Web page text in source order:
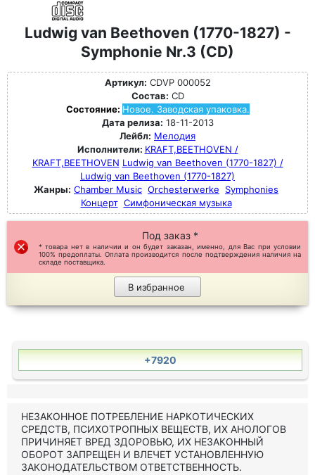
Ludwig van Beethoven (1770-1827) -
Symphonie Nr.3 (CD)
Артикул: CDVP 000052
Состав: CD
Состояние: Новое. Заводская упаковка.
Дата релиза: 18-11-2013
Лейбл: Мелодия
Исполнители: KRAFT,BEETHOVEN /
KRAFT,BEETHOVEN Ludwig van Beethoven (1770-1827) /
Ludwig van Beethoven (1770-1827)
Жанры: Chamber Music Orchesterwerke
Symphonies
Концерт Симфоническая музыка
Под заказ *
* товара нет в наличии и он будет заказан, именно, для Вас при условии
100% предоплаты. Оплата производится после подтверждения наличия на
складе поставщика.
В избранное
+7920
НЕЗАКОННОЕ ПОТРЕБЛЕНИЕ НАРКОТИЧЕСКИХ
СРЕДСТВ, ПСИХОТРОПНЫХ ВЕЩЕСТВ, ИХ АНОЛОГОВ
ПРИЧИНЯЕТ ВРЕД ЗДОРОВЬЮ, ИХ НЕЗАКОННЫЙ
ОБОРОТ ЗАПРЕЩЕН И ВЛЕЧЕТ УСТАНОВЛЕННУЮ
ЗАКОНОДАТЕЛЬСТВОМ ОТВЕТСТВЕННОСТЬ.